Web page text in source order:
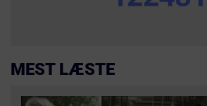
MEST LÆSTE